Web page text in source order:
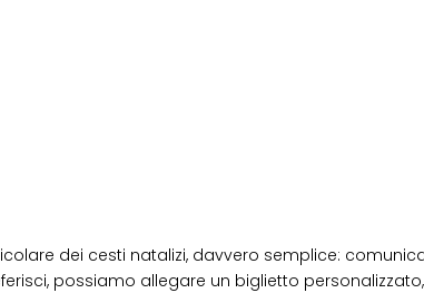
dei cesti natalizi, davvero semplice:
possiamo allegare un biglietto